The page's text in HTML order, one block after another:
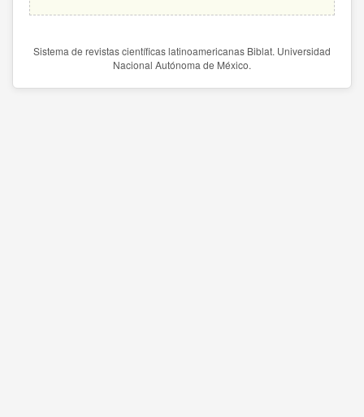
Sistema de revistas científicas latinoamericanas Biblat. Universidad
Nacional Autónoma de México.